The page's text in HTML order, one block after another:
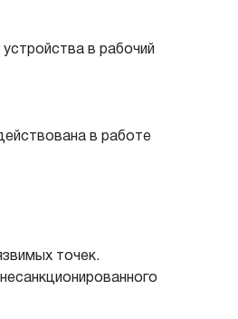
в рабочий
в работе
точек.